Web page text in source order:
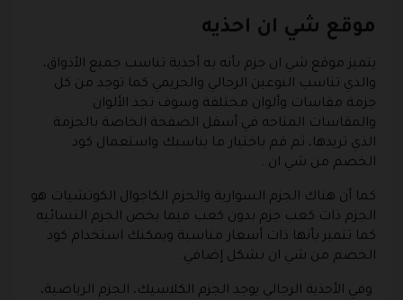
موقع شي ان احذيه
يتميز موقع شي ان جزم بأنه به أحذية تناسب جميع الأذواق،
والذي تناسب النوعين الرجالي والحريمي كما توجد من كل
جزمة مقاسات وألوان مختلفة وسوف تجد الألوان
والمقاسات المتاحه في أسفل الصفحة الخاصة بالجزمة
الذي تريدها، ثم قم باختيار ما يناسبك واستعمال كود
الخصم من شي ان .
كما أن هناك الجزم السوارية والجزم الكاجوال الكوتشيات هو
الجزم ذات كعب جزم بدون كعب فيما يخص الجزم النسائيه
كما تتميز بأنها ذات أسعار مناسبة ويمكنك استخدام كود
الخصم من شي ان بشكل إضافي.
وفي الأحذية الرجالي يوجد الجزم الكلاسيك، الجزم الرياضية،